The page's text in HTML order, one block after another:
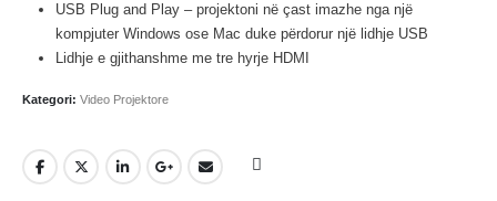
USB Plug and Play – projektoni në çast imazhe nga një
kompjuter Windows ose Mac duke përdorur një lidhje USB
Lidhje e gjithanshme me tre hyrje HDMI
Kategori: Video Projektore